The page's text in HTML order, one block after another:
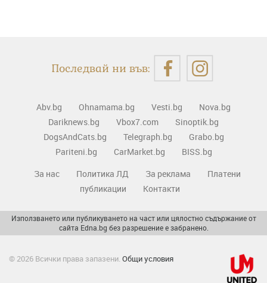
Последвай ни във:
Abv.bg Ohnamama.bg Vesti.bg
Nova.bg
Dariknews.bg
Vbox7.com
Sinoptik.bg
DogsAndCats.bg
Telegraph.bg
Grabo.bg
Pariteni.bg
CarMarket.bg
BISS.bg
За нас
Политика ЛД За реклама
Платени
публикации
Контакти
Използването или публикуването на част или цялостно съдържание от
сайта Edna.bg без разрешение е забранено.
© 2026 Всички права запазени. Общи условия